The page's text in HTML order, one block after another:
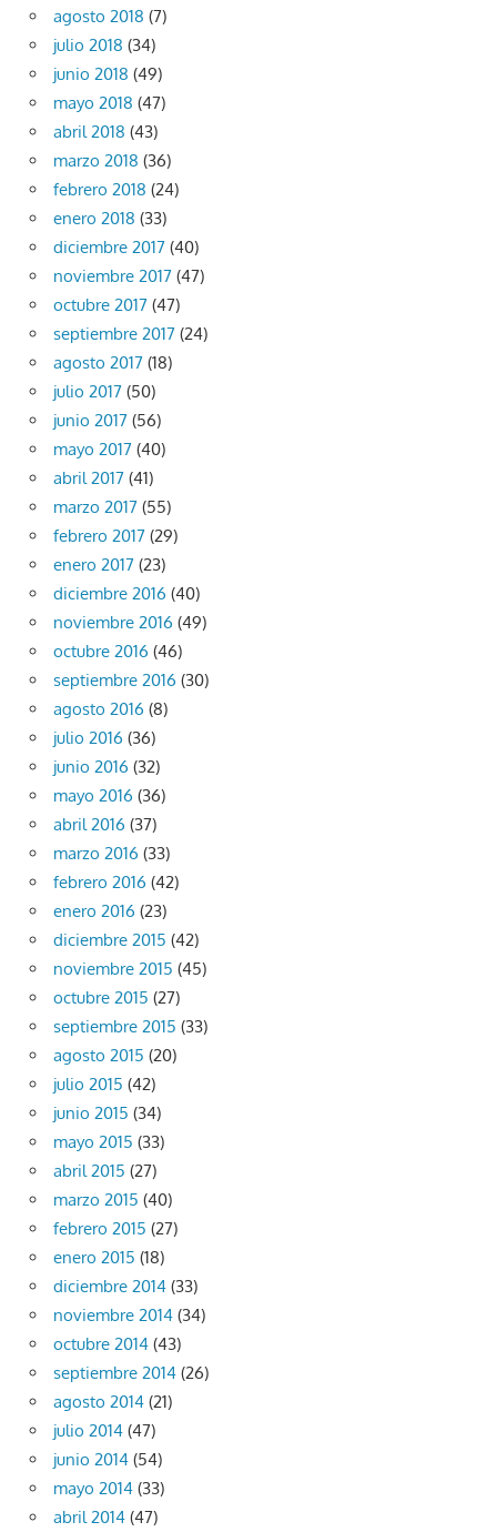
agosto 2018 (7)
julio 2018 (34)
junio 2018 (49)
mayo 2018 (47)
abril 2018 (43)
marzo 2018 (36)
febrero 2018 (24)
enero 2018 (33)
diciembre 2017 (40)
noviembre 2017 (47)
octubre 2017 (47)
septiembre 2017 (24)
agosto 2017 (18)
julio 2017 (50)
junio 2017 (56)
mayo 2017 (40)
abril 2017 (41)
marzo 2017 (55)
febrero 2017 (29)
enero 2017 (23)
diciembre 2016 (40)
noviembre 2016 (49)
octubre 2016 (46)
septiembre 2016 (30)
agosto 2016 (8)
julio 2016 (36)
junio 2016 (32)
mayo 2016 (36)
abril 2016 (37)
marzo 2016 (33)
febrero 2016 (42)
enero 2016 (23)
diciembre 2015 (42)
noviembre 2015 (45)
octubre 2015 (27)
septiembre 2015 (33)
agosto 2015 (20)
julio 2015 (42)
junio 2015 (34)
mayo 2015 (33)
abril 2015 (27)
marzo 2015 (40)
febrero 2015 (27)
enero 2015 (18)
diciembre 2014 (33)
noviembre 2014 (34)
octubre 2014 (43)
septiembre 2014 (26)
agosto 2014 (21)
julio 2014 (47)
junio 2014 (54)
mayo 2014 (33)
abril 2014 (47)